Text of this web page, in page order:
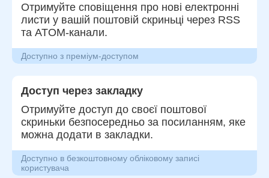
Отримуйте сповіщення про нові електронні
листи у вашій поштовій скриньці через RSS
та ATOM-канали.
Доступно з преміум-доступом
Доступ через закладку
Отримуйте доступ до своєї поштової
скриньки безпосередньо за посиланням, яке
можна додати в закладки.
Доступно в безкоштовному обліковому записі
користувача